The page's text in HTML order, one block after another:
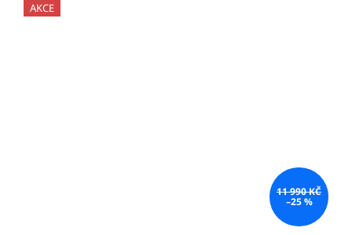
AKCE
11 990 KČ
–25 %